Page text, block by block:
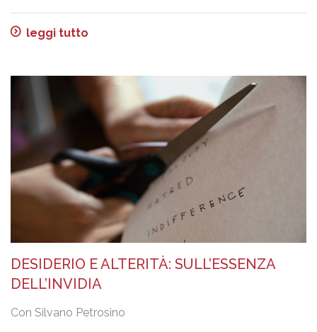
leggi tutto
DESIDERIO E ALTERITÀ: SULL’ESSENZA
DELL’INVIDIA
Con Silvano Petrosino